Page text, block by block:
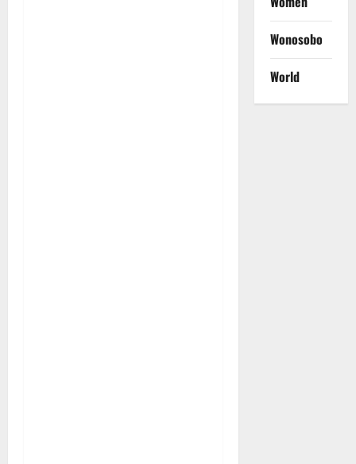
Wonosobo
World